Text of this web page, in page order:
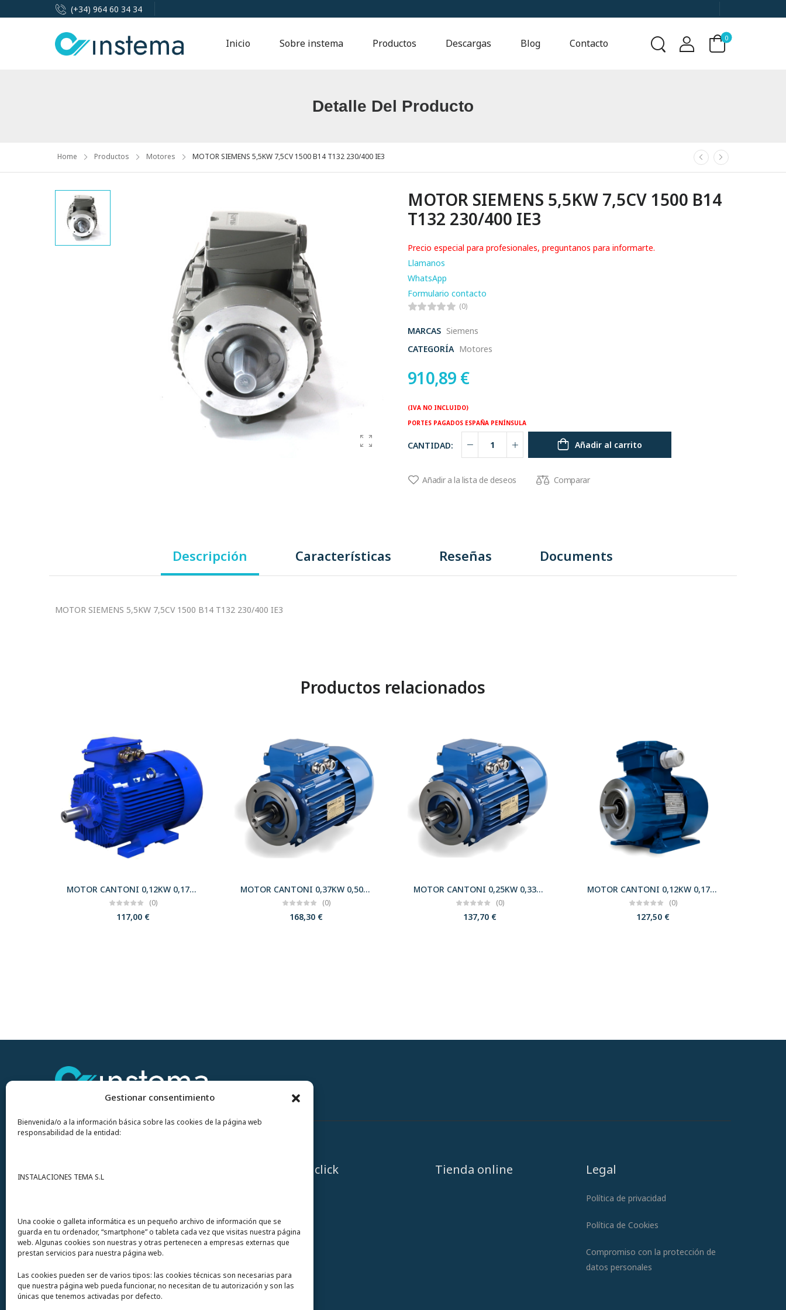
Gestionar consentimiento
Bienvenida/o a la información básica sobre las cookies de la página web
responsabilidad de la entidad:
INSTALACIONES TEMA S.L
Una cookie o galleta informática es un pequeño archivo de información que se
guarda en tu ordenador, “smartphone” o tableta cada vez que visitas nuestra página
web. Algunas cookies son nuestras y otras pertenecen a empresas externas que
prestan servicios para nuestra página web.
Las cookies pueden ser de varios tipos: las cookies técnicas son necesarias para
que nuestra página web pueda funcionar, no necesitan de tu autorización y son las
únicas que tenemos activadas por defecto.
(+34) 964 60 34 34
Inicio Sobre instema Productos Descargas Blog Contacto 0
Detalle Del Producto
Home Productos Motores MOTOR SIEMENS 5,5KW 7,5CV 1500 B14 T132 230/400 IE3
MOTOR SIEMENS 5,5KW 7,5CV 1500 B14
T132 230/400 IE3
Precio especial para profesionales, preguntanos para informarte.
Llamanos
WhatsApp
Formulario contacto
(0)
MARCAS Siemens
CATEGORÍA Motores
910,89 €
(IVA NO INCLUIDO)
PORTES PAGADOS ESPAÑA PENÍNSULA
CANTIDAD: Añadir al carrito
Añadir a la lista de deseos Comparar
Descripción Características Reseñas Documents
MOTOR SIEMENS 5,5KW 7,5CV 1500 B14 T132 230/400 IE3
Productos relacionados
MOTOR CANTONI 0,12KW 0,17CV 3000 B3 T56 230/400 IE2
(0)
117,00 €
MOTOR CANTONI 0,37KW 0,50CV 3000 B14 T71 230/400 IE2
(0)
168,30 €
MOTOR CANTONI 0,25KW 0,33CV 3000 B14 T63 230/400 IE2
(0)
137,70 €
MOTOR CANTONI 0,12KW 0,17CV 3000 B34 T56 230/400 IE2
(0)
127,50 €
S.L. Avda del Mar 72
12200 Onda (Castellón) España
Urgencias y whatsapp649 406 493
A un click Tienda online Legal
Política de privacidad
Política de Cookies
Compromiso con la protección de
datos personales